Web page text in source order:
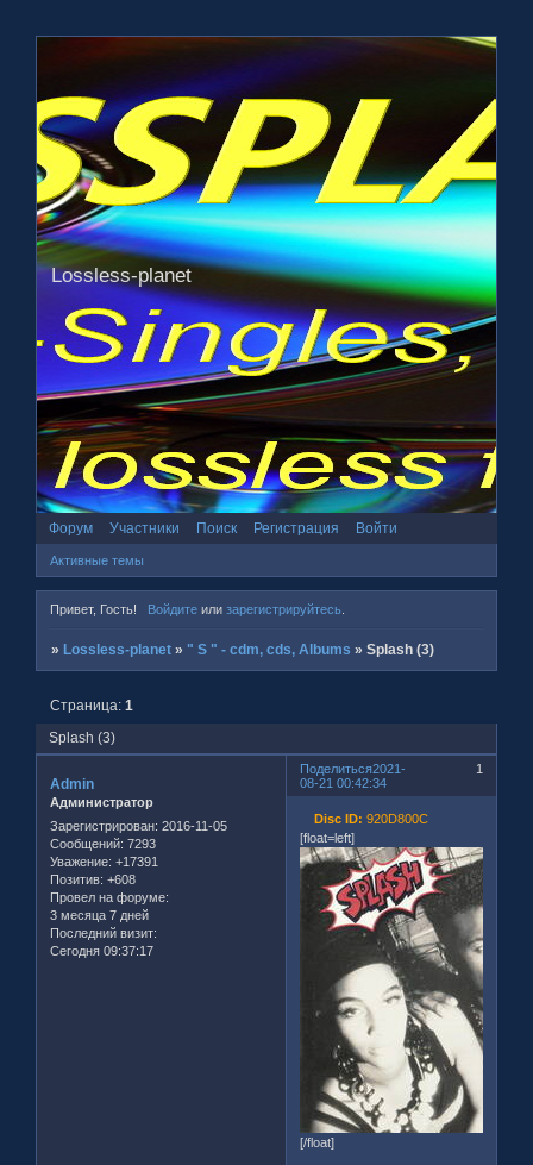
Lossless-planet
Форум Участники Поиск Регистрация Войти
Активные темы
Привет, Гость! Войдитеили зарегистрируйтесь.
» Lossless-planet » " S " - cdm, cds, Albums »Splash (3)
Splash (3)
Страница:1
Поделиться 1
2021-
08-21 00:42:34
Admin
Администратор
Зарегистрирован: 2016-11-05
Сообщений: 7293
Уважение: +17391
Позитив: +608
Провел на форуме:
3 месяца 7 дней
Последний визит:
Сегодня 09:37:17
Disc ID: 920D800C
[float=left]
[/float]